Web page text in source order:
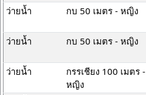
ว่ายน้ำ กบ 50 เมตร - หญิง
ว่ายน้ำ กบ 50 เมตร - หญิง
ว่ายน้ำ
กรรเชียง 100 เมตร -
หญิง